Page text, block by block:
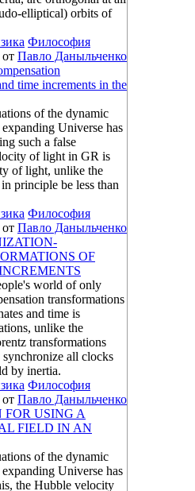
elliptical) orbits of
Философия
от Павло Даныльченко
time increments in the
of the dynamic
Universe has
such a false
of light in GR is
of light, unlike the
principle be less than
Философия
от Павло Даныльченко
OF
world of only
transformations
and time is
unlike the
transformations
all clocks
by inertia.
Философия
от Павло Даныльченко
FOR USING A
FIELD IN AN
of the dynamic
Universe has
the Hubble velocity